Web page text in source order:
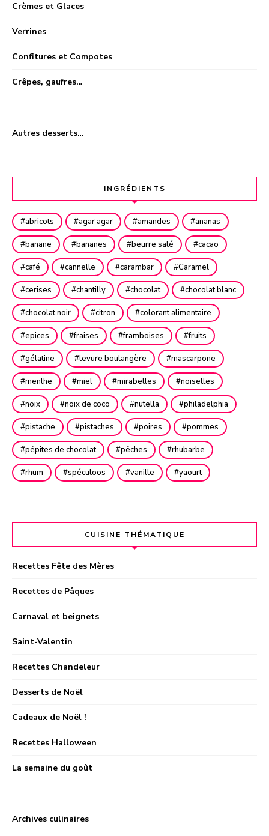
Crèmes et Glaces
Verrines
Confitures et Compotes
Crêpes, gaufres…
Autres desserts…
INGRÉDIENTS
abricots agar agar amandes ananas
banane bananes beurre salé cacao
café cannelle carambar Caramel
cerises chantilly chocolat chocolat blanc
chocolat noir citron colorant alimentaire
epices fraises framboises fruits
gélatine levure boulangère mascarpone
menthe miel mirabelles noisettes
noix noix de coco nutella philadelphia
pistache pistaches poires pommes
pépites de chocolat pêches rhubarbe
rhum spéculoos vanille yaourt
CUISINE THÉMATIQUE
Recettes Fête des Mères
Recettes de Pâques
Carnaval et beignets
Saint-Valentin
Recettes Chandeleur
Desserts de Noël
Cadeaux de Noël !
Recettes Halloween
La semaine du goût
Archives culinaires